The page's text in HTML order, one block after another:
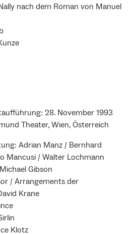
nach dem Roman von Manuel
28. November 1993
Theater, Wien, Österreich
Adrian Manz / Bernhard
Mancusi / Walter Lochmann
Gibson
/ Arrangements der
Krane
Klotz